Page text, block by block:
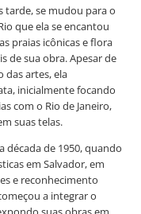
tarde, se mudou para o
que ela se encantou
praias icônicas e flora
de sua obra. Apesar de
das artes, ela
inicialmente focando
com o Rio de Janeiro,
suas telas.
década de 1950, quando
em Salvador, em
e reconhecimento
a integrar o